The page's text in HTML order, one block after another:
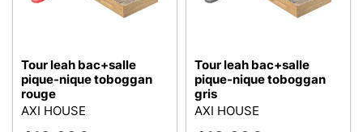
Tour leah bac+salle
pique-nique toboggan
rouge
AXI HOUSE
Tour leah bac+salle
pique-nique toboggan
gris
AXI HOUSE